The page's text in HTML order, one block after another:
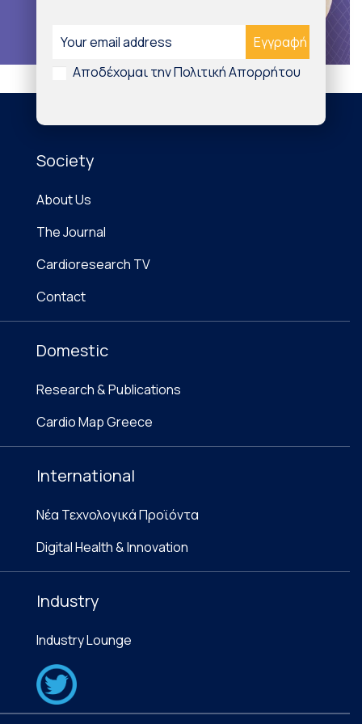
Society
About Us
The Journal
Cardioresearch TV
Contact
Domestic
Research & Publications
Cardio Map Greece
International
Νέα Τεχνολογικά Προϊόντα
Digital Health & Innovation
Industry
Industry Lounge
Αποδέχομαι την Πολιτική Απορρήτου